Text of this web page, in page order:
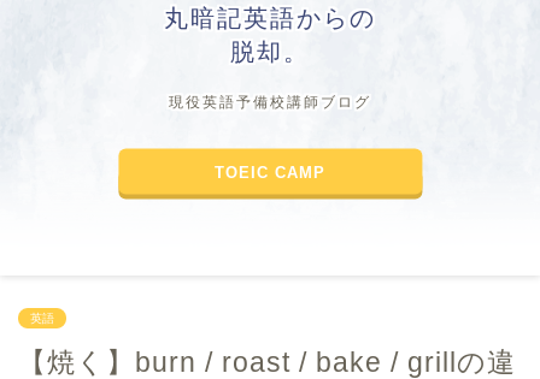
丸暗記英語からの
脱却。
現役英語予備校講師ブログ
TOEIC CAMP
英語
【焼く】burn / roast / bake / grillの違